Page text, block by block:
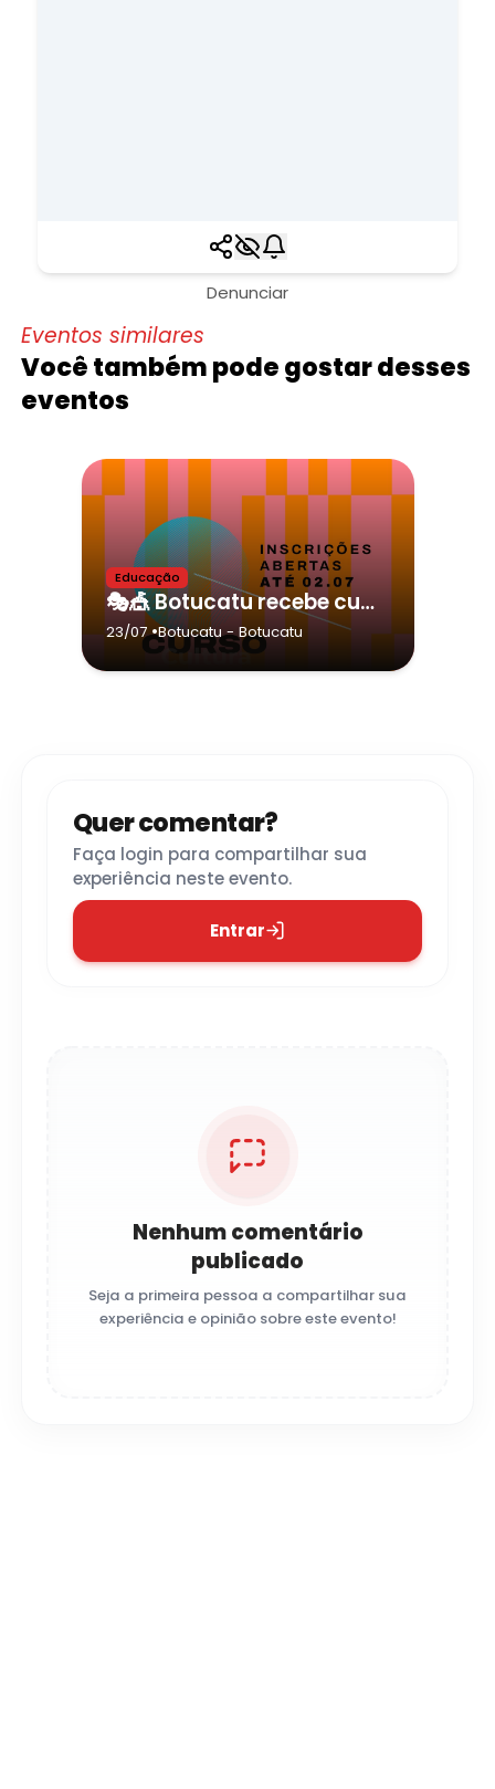
Denunciar
Eventos similares
Você também pode gostar desses
eventos
Educação
🎭🎪 Botucatu recebe cursos gratuitos do CULTSP PRO com inscrições abertas até 2 de julho!
23/07•Botucatu- Botucatu
Quer comentar?
Faça login para compartilhar sua
experiência neste evento.
Entrar
Nenhum comentário
publicado
Seja a primeira pessoa a compartilhar sua
experiência e opinião sobre este evento!